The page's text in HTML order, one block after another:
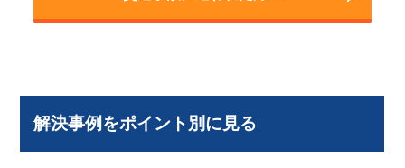
解決事例をポイント別に見る